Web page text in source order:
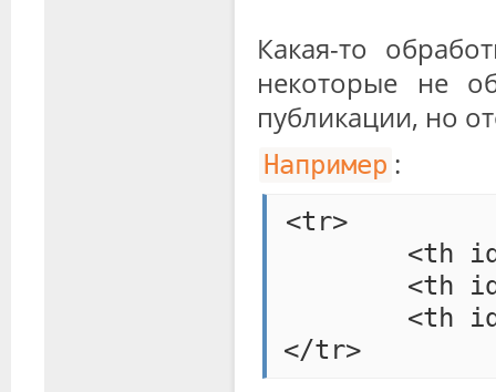
Какая-то
некоторые не
публикации, но
Например :
<tr>
</tr>